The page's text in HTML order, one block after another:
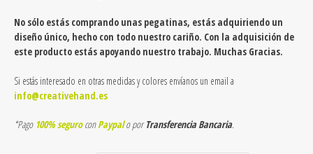
No sólo estás comprando unas pegatinas, estás adquiriendo un
diseño único, hecho con todo nuestro cariño. Con la adquisición de
este producto estás apoyando nuestro trabajo. Muchas Gracias.
Si estás interesado en otras medidas y colores envíanos un email a
info@creativehand.es
*Pago 100% seguroconPaypalo porTransferencia Bancaria.